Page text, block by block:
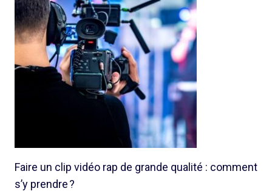
Faire un clip vidéo rap de grande qualité : comment
s’y prendre ?